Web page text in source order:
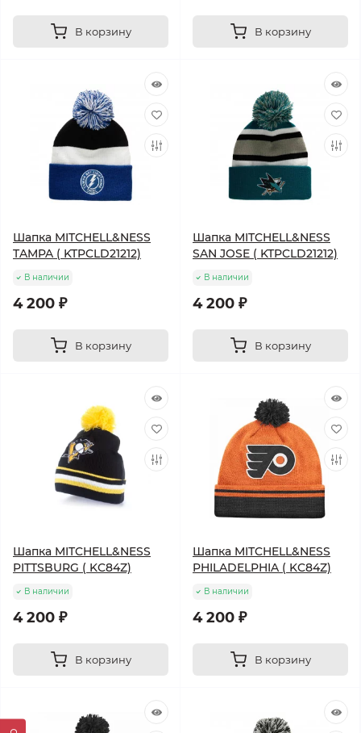
В корзину В корзину
Шапка MITCHELL&NESS
TAMPA ( KTPCLD21212)
В наличии
4 200 ₽
В корзину
Шапка MITCHELL&NESS
SAN JOSE ( KTPCLD21212)
В наличии
4 200 ₽
В корзину
Шапка MITCHELL&NESS
PITTSBURG ( KC84Z)
В наличии
4 200 ₽
В корзину
Шапка MITCHELL&NESS
PHILADELPHIA ( KC84Z)
В наличии
4 200 ₽
В корзину